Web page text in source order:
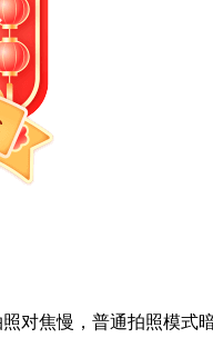
对焦慢，普通拍照模式